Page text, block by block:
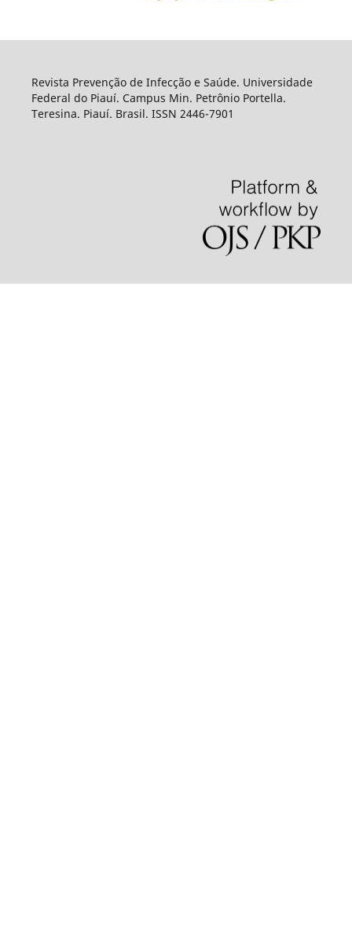
Revista Prevenção de Infecção e Saúde. Universidade
Federal do Piauí. Campus Min. Petrônio Portella.
Teresina. Piauí. Brasil. ISSN 2446-7901